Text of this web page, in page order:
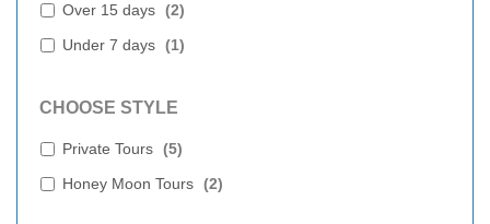
Over 15 days (2)
Under 7 days (1)
CHOOSE STYLE
Private Tours (5)
Honey Moon Tours (2)